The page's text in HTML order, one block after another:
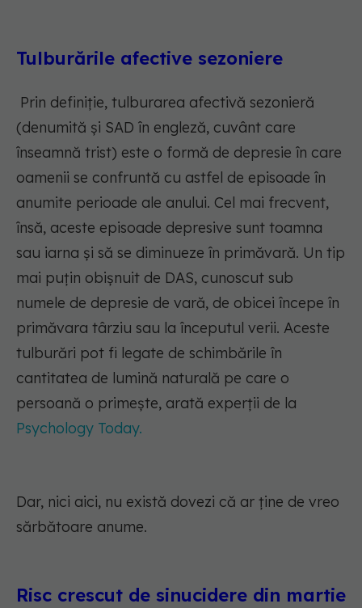
Tulburările afective sezoniere
Prin definiție, tulburarea afectivă sezonieră
(denumită și SAD în engleză, cuvânt care
înseamnă trist) este o formă de depresie în care
oamenii se confruntă cu astfel de episoade în
anumite perioade ale anului. Cel mai frecvent,
însă, aceste episoade depresive sunt toamna
sau iarna și să se diminueze în primăvară. Un tip
mai puțin obișnuit de DAS, cunoscut sub
numele de depresie de vară, de obicei începe în
primăvara târziu sau la începutul verii. Aceste
tulburări pot fi legate de schimbările în
cantitatea de lumină naturală pe care o
persoană o primește, arată experții de la
Psychology Today.
Dar, nici aici, nu există dovezi că ar ține de vreo
sărbătoare anume.
Risc crescut de sinucidere din martie